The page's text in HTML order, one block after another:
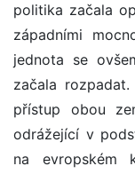
politika začala
západními
jednota se
začala
přístup obou
odrážející v
na evropském